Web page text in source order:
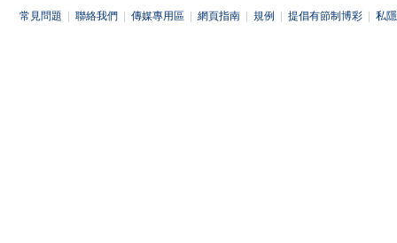
常見問題 聯絡我們 傳媒專用區 網頁指南 規例 提倡有節制博彩 私